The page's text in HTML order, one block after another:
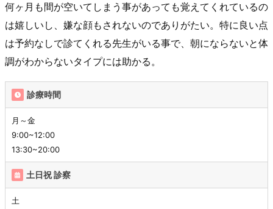
何ヶ月も間が空いてしまう事があっても覚えてくれているの
は嬉しいし、嫌な顔もされないのでありがたい。特に良い点
は予約なしで診てくれる先生がいる事で、朝にならないと体
調がわからないタイプには助かる。
診療時間
月～金
9:00~12:00
13:30~20:00
土日祝 診察
土